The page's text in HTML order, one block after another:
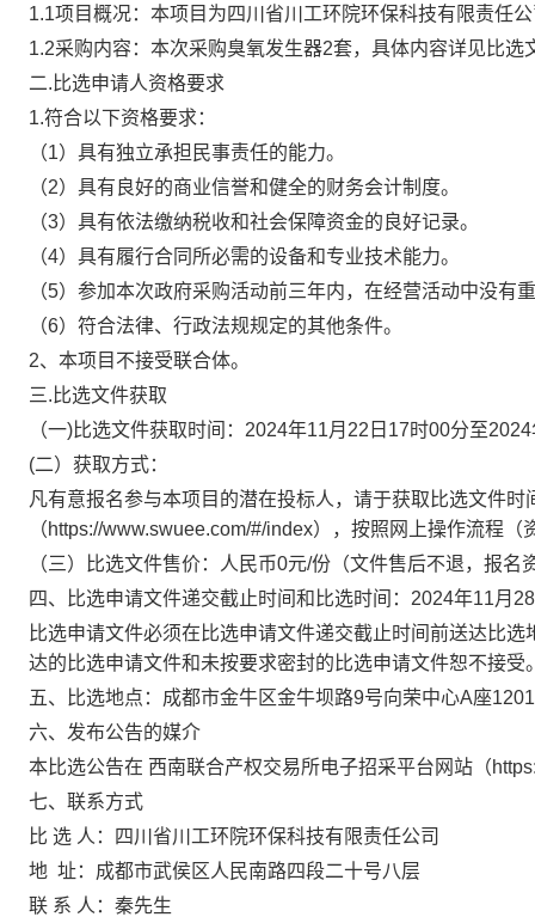
1.1项目概况：本项目为四川省川工环院环保科技有限责任
1.2采购内容：本次采购臭氧发生器2套，具体内容详见比选
二.比选申请人资格要求
1.符合以下资格要求 ：
（1）具有独立承担民事责任的能力。
（2）具有良好的商业信誉和健全的财务会计制度。
（3）具有依法缴纳税收和社会保障资金的良好记录。
（4）具有履行合同所必需的设备和专业技术能力。
（5）参加本次政府采购活动前三年内，在经营活动中没有
（6）符合法律、行政法规规定的其他条件。
2、本项目不接受联合体。
三.比选文件获取
（一)比选文件获取时间： 2024年11月22日17时00分至
(二）获取方式：
凡有意报名参与本项目的潜在投标人，请于获取比选文件
（https://www.swuee.com/#/index），按照网上操作流程
（三）比选文件售价：人民币0元/份（文件售后不退，报名
四、比选申请文件递交截止时间和 比选时间：2024年11月
比选申请文件必须在比选申请文件递交截止时间前送达比选
达的比选申请文件和未按要求密封的比选申请文件恕不接
五、比选地点： 成都市金牛区金牛坝路9号向荣中心A座
六、 发布公告的媒介
本比选公告在 西南联合产权交易所电子招采平台网站（
七、联系方式
比 选 人：四川省川工环院环保科技有限责任公司
地 址：成都市武侯区人民南路四段二十号八层
联 系 人：秦先生